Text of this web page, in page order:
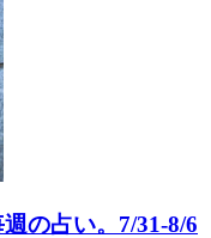
の占い。7/31-8/6